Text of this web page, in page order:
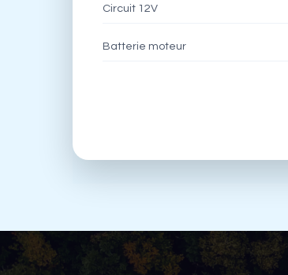
Circuit 12V
Batterie moteur